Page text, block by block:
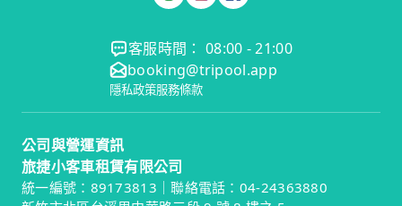
客服時間： 08:00 - 21:00
booking@tripool.app
隱私政策服務條款
公司與營運資訊
旅捷小客車租賃有限公司
統一編號：89173813｜聯絡電話：04-24363880